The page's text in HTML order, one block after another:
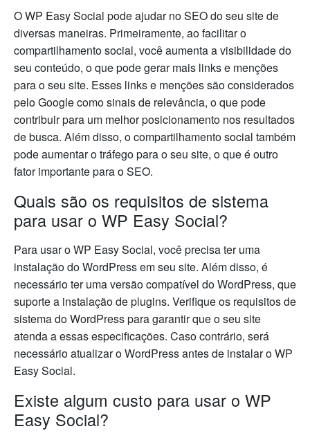
O WP Easy Social pode ajudar no SEO do seu site de
diversas maneiras. Primeiramente, ao facilitar o
compartilhamento social, você aumenta a visibilidade do
seu conteúdo, o que pode gerar mais links e menções
para o seu site. Esses links e menções são considerados
pelo Google como sinais de relevância, o que pode
contribuir para um melhor posicionamento nos resultados
de busca. Além disso, o compartilhamento social também
pode aumentar o tráfego para o seu site, o que é outro
fator importante para o SEO.
Quais são os requisitos de sistema
para usar o WP Easy Social?
Para usar o WP Easy Social, você precisa ter uma
instalação do WordPress em seu site. Além disso, é
necessário ter uma versão compatível do WordPress, que
suporte a instalação de plugins. Verifique os requisitos de
sistema do WordPress para garantir que o seu site
atenda a essas especificações. Caso contrário, será
necessário atualizar o WordPress antes de instalar o WP
Easy Social.
Existe algum custo para usar o WP
Easy Social?